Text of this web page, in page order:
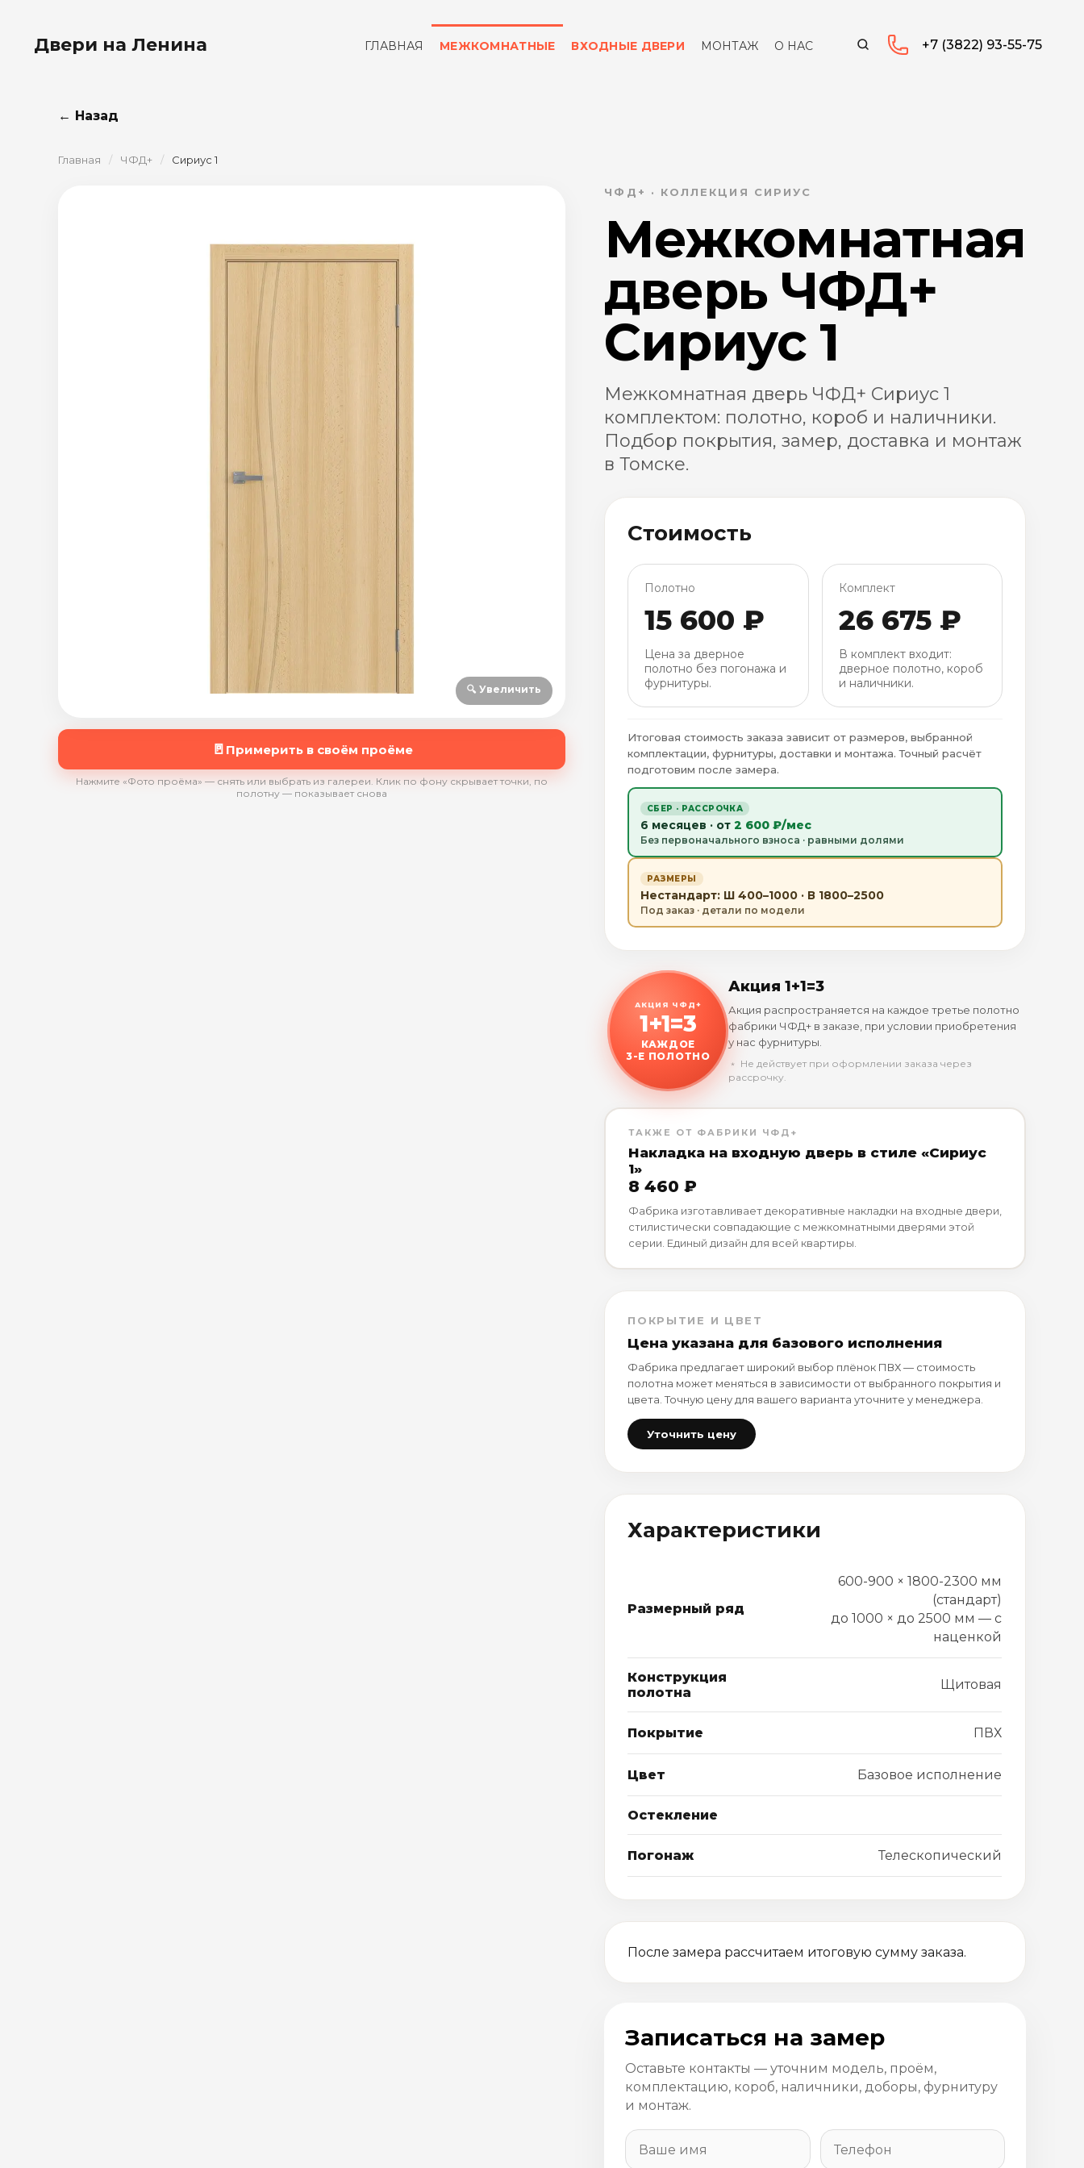
Двери на Ленина ГЛАВНАЯ МЕЖКОМНАТНЫЕ ВХОДНЫЕ ДВЕРИ МОНТАЖ О НАС +7 (3822) 93-55-75
← Назад
Главная / ЧФД+ / Сириус 1
🔍 Увеличить
🚪 Примерить в своём проёме
Нажмите «Фото проёма» — снять или выбрать из галереи. Клик по фону скрывает точки, по
полотну — показывает снова
ЧФД+ · КОЛЛЕКЦИЯ СИРИУС
Межкомнатная
дверь ЧФД+
Сириус 1
Межкомнатная дверь ЧФД+ Сириус 1
комплектом: полотно, короб и наличники.
Подбор покрытия, замер, доставка и монтаж
в Томске.
Стоимость
Полотно
15 600 ₽
Цена за дверное
полотно без погонажа и
фурнитуры.
Комплект
26 675 ₽
В комплект входит:
дверное полотно, короб
и наличники.
Итоговая стоимость заказа зависит от размеров, выбранной
комплектации, фурнитуры, доставки и монтажа. Точный расчёт
подготовим после замера.
СБЕР · РАССРОЧКА
6 месяцев · от 2 600 ₽/мес
Без первоначального взноса · равными долями
РАЗМЕРЫ
Нестандарт: Ш 400–1000 · В 1800–2500
Под заказ · детали по модели
АКЦИЯ ЧФД+
1+1=3
КАЖДОЕ
3-Е ПОЛОТНО
Акция 1+1=3
Акция распространяется на каждое третье полотно
фабрики ЧФД+ в заказе, при условии приобретения
у нас фурнитуры.
﹡ Не действует при оформлении заказа через
рассрочку.
ТАКЖЕ ОТ ФАБРИКИ ЧФД+
Накладка на входную дверь в стиле «Сириус
1»
8 460 ₽
Фабрика изготавливает декоративные накладки на входные двери,
стилистически совпадающие с межкомнатными дверями этой
серии. Единый дизайн для всей квартиры.
ПОКРЫТИЕ И ЦВЕТ
Цена указана для базового исполнения
Фабрика предлагает широкий выбор плёнок ПВХ — стоимость
полотна может меняться в зависимости от выбранного покрытия и
цвета. Точную цену для вашего варианта уточните у менеджера.
Уточнить цену
Характеристики
Размерный ряд
600-900 × 1800-2300 мм
(стандарт)
до 1000 × до 2500 мм — с
наценкой
Конструкция
полотна
Щитовая
Покрытие ПВХ
Цвет Базовое исполнение
Остекление
Погонаж Телескопический
После замера рассчитаем итоговую сумму заказа.
Записаться на замер
Оставьте контакты — уточним модель, проём,
комплектацию, короб, наличники, доборы, фурнитуру
и монтаж.